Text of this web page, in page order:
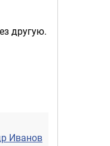
другую.
Иванов